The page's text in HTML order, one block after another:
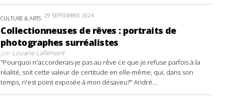
CULTURE & ARTS 29 SEPTEMBRE 2024
Collectionneuses de rêves : portraits de
photographes surréalistes
parLouane Lallemant
"Pourquoi n'accorderais-je pas au rêve ce que je refuse parfois à la
réalité, soit cette valeur de certitude en elle-même, qui, dans son
temps, n'est point exposée à mon désaveu?" André...